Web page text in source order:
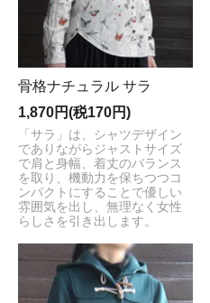
骨格ナチュラル サラ
1,870円(税170円)
「サラ」は、シャツデザイン
でありながらジャストサイズ
で肩と身幅、着丈のバランス
を取り、機動力を保ちつつコ
ンパクトにすることで優しい
雰囲気を出し、無理なく女性
らしさを引き出します。